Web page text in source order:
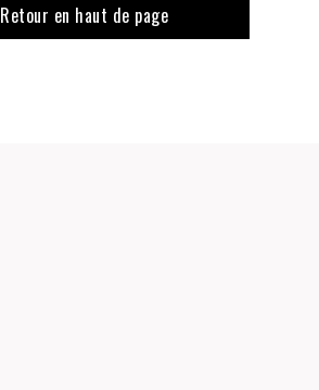
Retour en haut de page